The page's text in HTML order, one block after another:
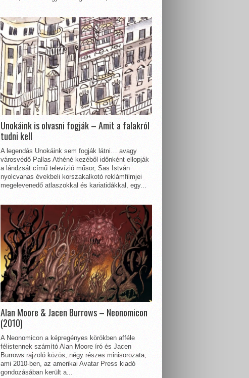
Unokáink is olvasni fogják – Amit a falakról
tudni kell
A legendás Unokáink sem fogják látni… avagy
városvédő Pallas Athéné kezéből időnként ellopják
a lándzsát című televízió műsor, Sas István
nyolcvanas évekbeli korszakalkotó reklámfilmjei
megelevenedő atlaszokkal és kariatidákkal, egy...
Alan Moore & Jacen Burrows – Neonomicon
(2010)
A Neonomicon a képregényes körökben afféle
félistennek számító Alan Moore író és Jacen
Burrows rajzoló közös, négy részes minisorozata,
ami 2010-ben, az amerikai Avatar Press kiadó
gondozásában került a...